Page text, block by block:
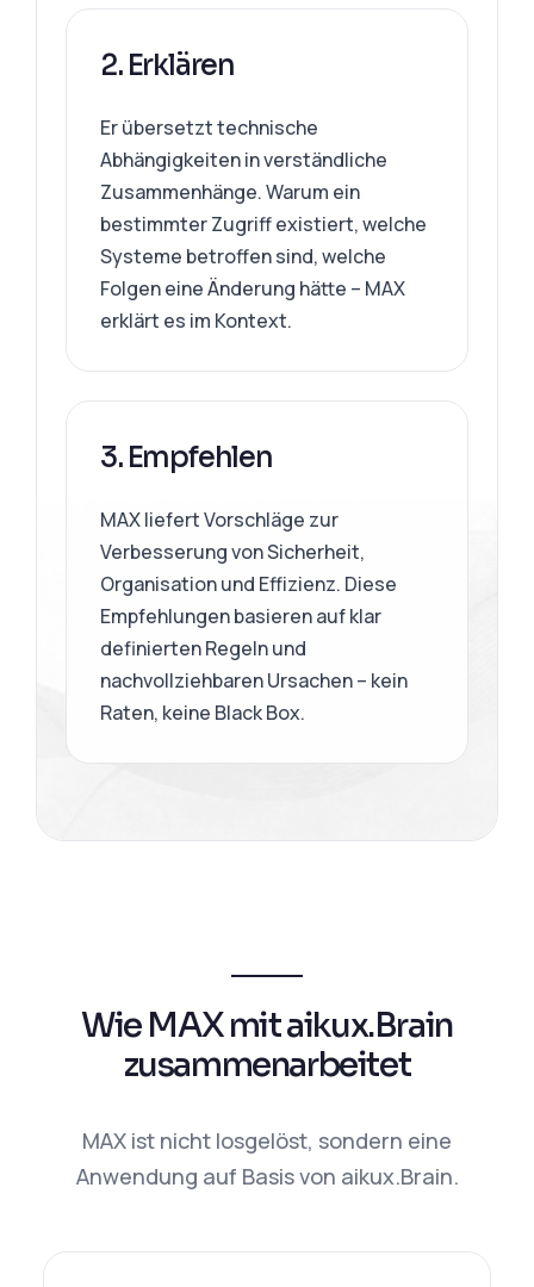
2. Erklären
Er übersetzt technische
Abhängigkeiten in verständliche
Zusammenhänge. Warum ein
bestimmter Zugriff existiert, welche
Systeme betroffen sind, welche
Folgen eine Änderung hätte – MAX
erklärt es im Kontext.
3. Empfehlen
MAX liefert Vorschläge zur
Verbesserung von Sicherheit,
Organisation und Effizienz. Diese
Empfehlungen basieren auf klar
definierten Regeln und
nachvollziehbaren Ursachen – kein
Raten, keine Black Box.
Wie MAX mit aikux.Brain
zusammenarbeitet
MAX ist nicht losgelöst, sondern eine
Anwendung auf Basis von aikux.Brain.